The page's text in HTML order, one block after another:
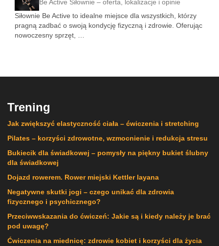
Be Active Siłownie – oferta, lokalizacje i opinie
Siłownie Be Active to idealne miejsce dla wszystkich, którzy
pragną zadbać o swoją kondycję fizyczną i zdrowie. Oferując
nowoczesny sprzęt, …
Trening
Jak zwiększyć elastyczność ciała – ćwiczenia i stretching
Pilates – korzyści zdrowotne, wzmocnienie i redukcja stresu
Bukiecik dla świadkowej – pomysły na piękny bukiet ślubny
dla świadkowej
Dojazd rowerem. Rower miejski Kettler layana
Negatywne skutki jogi – czego unikać dla zdrowia
fizycznego i psychicznego?
Przeciwwskazania do ćwiczeń: Jakie są i kiedy należy je brać
pod uwagę?
Ćwiczenia na miednicę: zdrowie kobiet i korzyści dla życia